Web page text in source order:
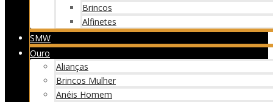
Brincos
Alfinetes
SMW
Ouro
Alianças
Brincos Mulher
Anéis Homem